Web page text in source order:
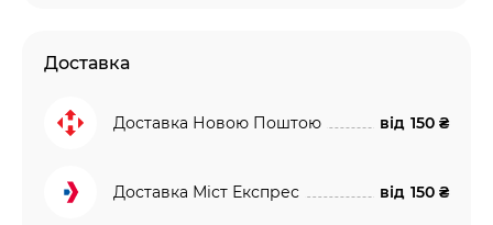
Доставка
Доставка Новою Поштою від 150 ₴
Доставка Міст Експрес від 150 ₴